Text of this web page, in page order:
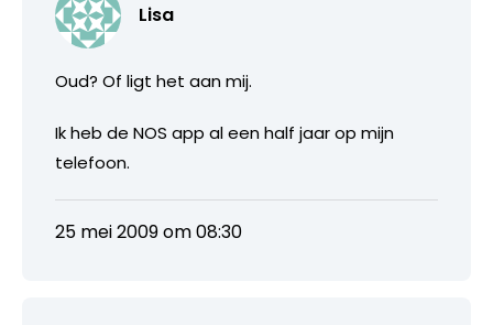
Lisa
Oud? Of ligt het aan mij.
Ik heb de NOS app al een half jaar op mijn
telefoon.
25 mei 2009 om 08:30